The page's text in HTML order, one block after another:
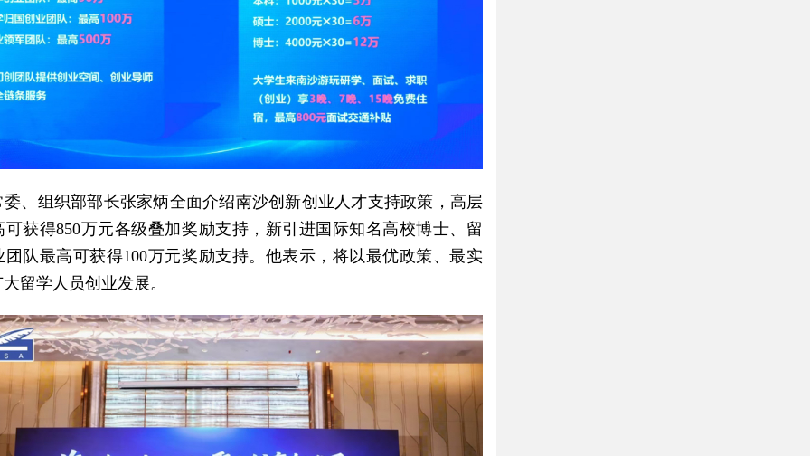
、组织部部长张家炳全面介绍南沙创新创业人才支持政策，高层
可获得850万元各级叠加奖励支持，新引进国际知名高校博士、留
团队最高可获得100万元奖励支持。他表示，将以最优政策、最实
留学人员创业发展。